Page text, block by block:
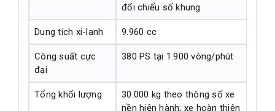
đối chiếu số khung
Dung tích xi-lanh 9.960 cc
Công suất cực
đại
380 PS tại 1.900 vòng/phút
Tổng khối lượng
30.000 kg theo thông số xe
nền hiện hành; xe hoàn thiện